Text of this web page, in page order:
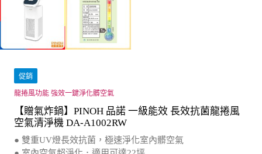
促銷
龍捲風功能 強效一鍵淨化髒空氣
【贈氣炸鍋】PINOH 品諾 一級能效 長效抗菌龍捲風
空氣清淨機 DA-A1002RW
● 雙重UV燈長效抗菌，極速淨化室內髒空氣